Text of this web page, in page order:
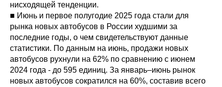
нисходящей тенденции.
■ Июнь и первое полугодие 2025 года стали для
рынка новых автобусов в России худшими за
последние годы, о чем свидетельствуют данные
статистики. По данным на июнь, продажи новых
автобусов рухнули на 62% по сравнению с июнем
2024 года - до 595 единиц. За январь–июнь рынок
новых автобусов сократился на 60%, составив всего